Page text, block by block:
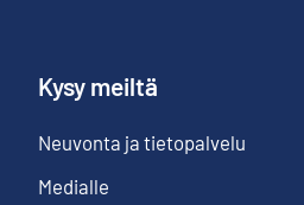
Kysy meiltä
Neuvonta ja tietopalvelu
Medialle